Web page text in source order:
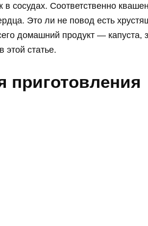
в сосудах. Соответственно
Это ли не повод есть
домашний продукт — капуста,
этой статье.
приготовления